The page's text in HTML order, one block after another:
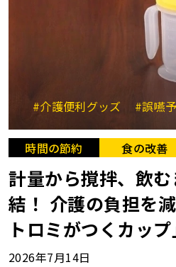
#介護便利グッズ #誤嚥
時間の節約 食の改善
計量から撹拌、飲
結！ 介護の負担を
トロミがつくカップ
2026年7月14日